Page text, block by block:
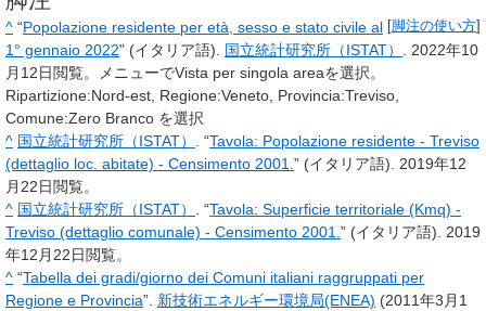
脚注の使い方
^ “Popolazione residente per età, sesso e stato civile al
1° gennaio 2022” (イタリア語). 国立統計研究所（ISTAT）
2022年10
月12日閲覧。
メニューでVista per singola areaを選択。
Ripartizione:Nord-est, Regione:Veneto, Provincia:Treviso,
Comune:Zero Branco を選択
^ 国立統計研究所（ISTAT） . “Tavola: Popolazione residente - Treviso
(dettaglio loc. abitate) - Censimento 2001. ” (イタリア語). 2019年12
月22日閲覧。
^ 国立統計研究所（ISTAT） . “Tavola: Superficie territoriale (Kmq) -
Treviso (dettaglio comunale) - Censimento 2001. ” (イタリア語). 2019
年12月22日閲覧。
^ “Tabella dei gradi/giorno dei Comuni italiani raggruppati per
Regione e Provincia”. 新技術エネルギー環境局(ENEA) (2011年3月1